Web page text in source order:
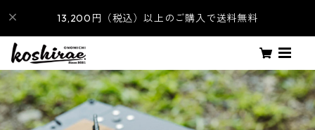
13,200円（税込）以上のご購入で送料無料